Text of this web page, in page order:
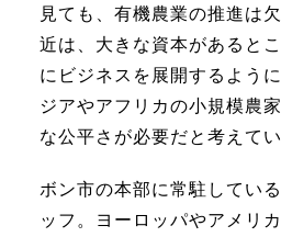
見ても、有機農業の推進は
近は、大きな資本があると
にビジネスを展開するよう
ジアやアフリカの小規模農
な公平さが必要だと考えてい
ボン市の本部に常駐してい
ッフ。ヨーロッパやアメリ